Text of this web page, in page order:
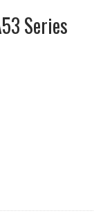
Series